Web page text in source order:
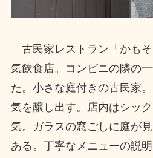
古民家レストラン「かも
気飲食店。コンビニの隣の
た。小さな庭付きの古民家
気を醸し出す。店内はシッ
気。ガラスの窓ごしに庭が
ある。丁寧なメニューの説